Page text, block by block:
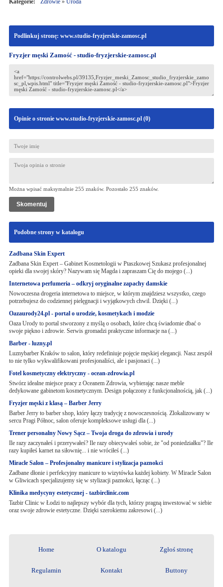
Kategorie:
Zdrowie» Uroda
Podlinkuj stronę: www.studio-fryzjerskie-zamosc.pl
Fryzjer męski Zamość - studio-fryzjerskie-zamosc.pl
Opinie o stronie www.studio-fryzjerskie-zamosc.pl (0)
Można wpisać maksymalnie 255 znaków. Pozostało 255 znaków.
Podobne strony w katalogu
Zadbana Skin Expert
Zadbana Skin Expert – Gabinet Kosmetologii w Ptaszkowej Szukasz profesjonalnej
opieki dla swojej skóry? Nazywam się Magda i zapraszam Cię do mojego (...)
Internetowa perfumeria – odkryj oryginalne zapachy damskie
Nowoczesna drogeria internetowa to miejsce, w którym znajdziesz wszystko, czego
potrzebujesz do codziennej pielęgnacji i wyjątkowych chwil. Dzięki (...)
Oazaurody24.pl - portal o urodzie, kosmetykach i modzie
Oaza Urody to portal stworzony z myślą o osobach, które chcą świadomie dbać o
swoje piękno i zdrowie. Serwis gromadzi praktyczne informacje na (...)
Barber - luzny.pl
Luznybarber Kraków to salon, który redefiniuje pojęcie męskiej elegancji. Nasz zespół
to nie tylko wykwalifikowani profesjonaliści, ale i pasjonaci (...)
Fotel kosmetyczny elektryczny - ocean-zdrowia.pl
Stwórz idealne miejsce pracy z Oceanem Zdrowia, wybierając nasze meble
dedykowane gabinetom kosmetycznym. Design połączony z funkcjonalnością, jak (...)
Fryzjer męski z klasą – Barber Jerry
Barber Jerry to barber shop, który łączy tradycję z nowoczesnością. Zlokalizowany w
sercu Pragi Północ, salon oferuje kompleksowe usługi dla (...)
Trener personalny Nowy Sącz – Twoja droga do zdrowia i urody
Ile razy zaczynałeś i przerywałeś? Ile razy obiecywałeś sobie, że "od poniedziałku"? Ile
razy kupiłeś karnet na siłownię... i nie wróciłeś (...)
Miracle Salon – Profesjonalny manicure i stylizacja paznokci
Zadbane dłonie i perfekcyjny manicure to wizytówka każdej kobiety. W Miracle Salon
w Gliwicach specjalizujemy się w stylizacji paznokci, łącząc (...)
Klinika medycyny estetycznej - tazbirclinic.com
Tazbir Clinic w Łodzi to najlepszy wybór dla tych, którzy pragną inwestować w siebie
oraz swoje zdrowie estetyczne. Dzięki szerokiemu zakresowi (...)
Home O katalogu Zgłoś stronę
Regulamin Kontakt Buttony